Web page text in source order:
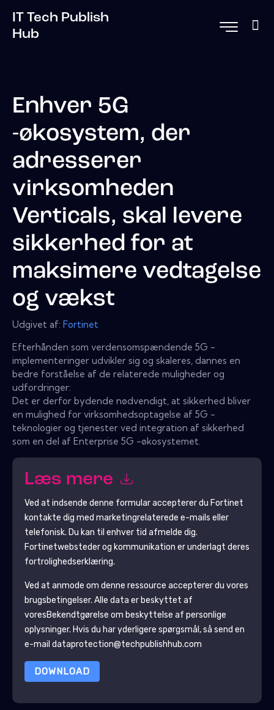
IT Tech Publish
Hub
Enhver 5G
-økosystem, der
adresserer
virksomheden
Verticals, skal levere
sikkerhed for at
maksimere vedtagelse
og vækst
Udgivet af: Fortinet
Efterhånden som verdensomspændende 5G -
implementeringer udvikler sig og skaleres, dannes en
bedre forståelse af de relaterede muligheder og
udfordringer:
Det er derfor bydende nødvendigt, at sikkerhed bliver
en mulighed for virksomhedsoptagelse af 5G -
teknologier og tjenester ved integration af sikkerhed
som en del af Enterprise 5G -økosystemet.
Læs mere
Ved at indsende denne formular accepterer du Fortinet
kontakte dig med marketingrelaterede e-mails eller
telefonisk. Du kan til enhver tid afmelde dig.
Fortinetwebsteder og kommunikation er underlagt deres
fortrolighedserklæring.
Ved at anmode om denne ressource accepterer du vores
brugsbetingelser. Alle data er beskyttet af
voresBekendtgørelse om beskyttelse af personlige
oplysninger. Hvis du har yderligere spørgsmål, så send en
e-mail dataprotection@techpublishhub.com
DOWNLOAD